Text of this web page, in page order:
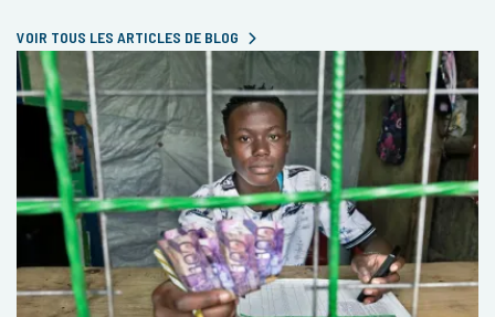
VOIR TOUS LES ARTICLES DE BLOG